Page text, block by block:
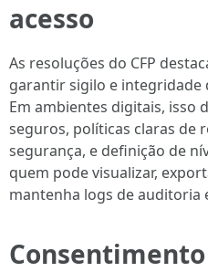
acesso
As resoluções do CFP
garantir sigilo e integridade
Em ambientes digitais, isso
seguros, políticas claras de
segurança, e definição de
quem pode visualizar,
mantenha logs de auditoria